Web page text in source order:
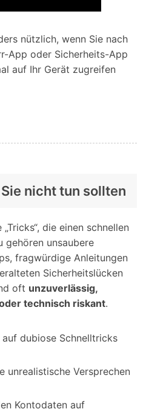
nützlich, wenn Sie nach
App oder Sicherheits-App
auf Ihr Gerät zugreifen
nicht tun sollten
die einen schnellen
gehören unsaubere
fragwürdige Anleitungen
Sicherheitslücken
oft unzuverlässig,
technisch riskant.
dubiose Schnelltricks
unrealistische Versprechen
Kontodaten auf